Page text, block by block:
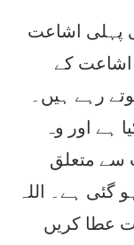
پہلی اشاعت
اشاعت کے
رہے ہیں۔
ہے اور وہ
سے متعلق
گئی ہے۔ اللہ
عطا کریں